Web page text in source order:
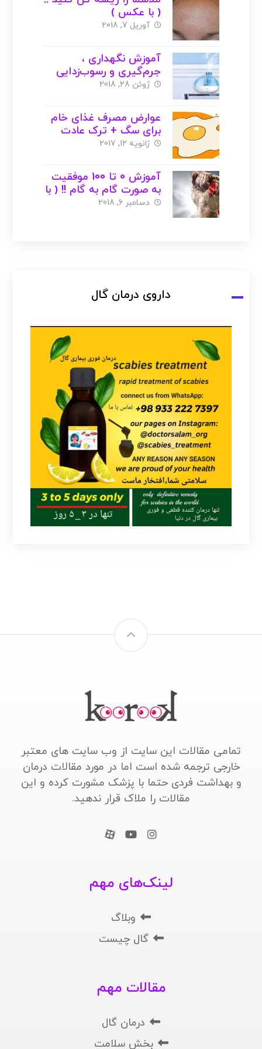
( با عکس )
آوریل 7, 2018
آموزش نگهداری ،
جرم‌گیری و رسوب‌زدایی
بخور ( با عکس )
ژوئن 28, 2018
عوارض مصرف غذای خام
برای سگ + ترک عادت
های بد سگ
ژانویه 12, 2017
آموزش 0 تا 100 موفقیت
به صورت گام به گام !! ( با
عکس )
دسامبر 6, 2018
داروی درمان گال
تمامی مقالات این سایت از وب سایت های معتبر
خارجی ترجمه شده است اما در مورد مقالات درمان
و بهداشت فردی حتما با پزشک مشورت کرده و این
مقالات را ملاک قرار ندهید.
لینک‌های مهم
وبلاگ
گال چیست
مقالات مهم
درمان گال
بخش سلامت